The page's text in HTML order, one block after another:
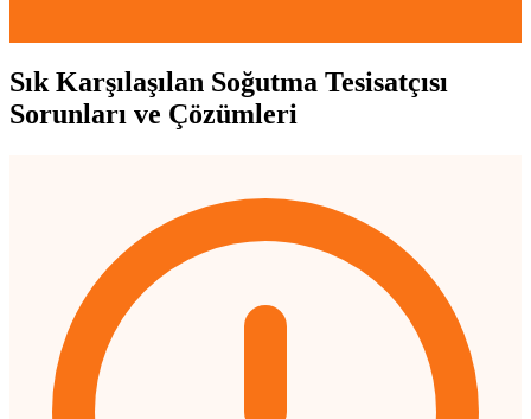
Sık Karşılaşılan Soğutma Tesisatçısı
Sorunları ve Çözümleri